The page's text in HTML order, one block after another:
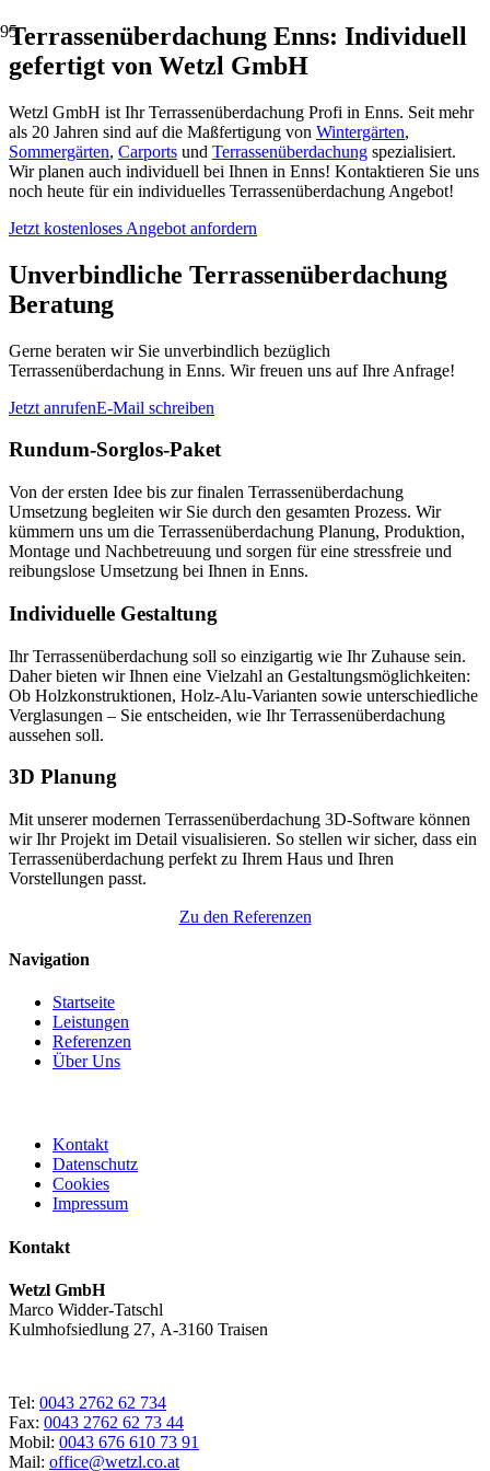
Terrassenüberdachung Enns: Individuell
gefertigt von Wetzl GmbH
Wetzl GmbH ist Ihr Terrassenüberdachung Profi in Enns. Seit mehr
als 20 Jahren sind auf die Maßfertigung von Wintergärten,
Sommergärten, Carports und Terrassenüberdachung spezialisiert.
Wir planen auch individuell bei Ihnen in Enns! Kontaktieren Sie uns
noch heute für ein individuelles Terrassenüberdachung Angebot!
Jetzt kostenloses Angebot anfordern
Unverbindliche Terrassenüberdachung
Beratung
Gerne beraten wir Sie unverbindlich bezüglich
Terrassenüberdachung in Enns. Wir freuen uns auf Ihre Anfrage!
Jetzt anrufenE-Mail schreiben
Rundum-Sorglos-Paket
Von der ersten Idee bis zur finalen Terrassenüberdachung
Umsetzung begleiten wir Sie durch den gesamten Prozess. Wir
kümmern uns um die Terrassenüberdachung Planung, Produktion,
Montage und Nachbetreuung und sorgen für eine stressfreie und
reibungslose Umsetzung bei Ihnen in Enns.
Individuelle Gestaltung
Ihr Terrassenüberdachung soll so einzigartig wie Ihr Zuhause sein.
Daher bieten wir Ihnen eine Vielzahl an Gestaltungsmöglichkeiten:
Ob Holzkonstruktionen, Holz-Alu-Varianten sowie unterschiedliche
Verglasungen – Sie entscheiden, wie Ihr Terrassenüberdachung
aussehen soll.
3D Planung
Mit unserer modernen Terrassenüberdachung 3D-Software können
wir Ihr Projekt im Detail visualisieren. So stellen wir sicher, dass ein
Terrassenüberdachung perfekt zu Ihrem Haus und Ihren
Vorstellungen passt.
Zu den Referenzen
Navigation
Startseite
Leistungen
Referenzen
Über Uns
Kontakt
Datenschutz
Cookies
Impressum
Kontakt
Wetzl GmbH
Marco Widder-Tatschl
Kulmhofsiedlung 27, A-3160 Traisen
Tel: 0043 2762 62 734
Fax: 0043 2762 62 73 44
Mobil: 0043 676 610 73 91
Mail: office@wetzl.co.at